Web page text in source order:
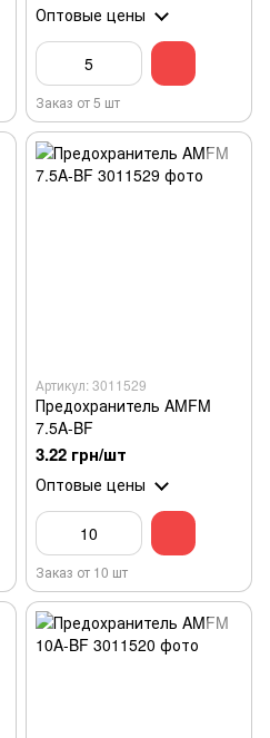
Оптовые цены
Заказ от 5 шт
Артикул: 3011529
Предохранитель AMFM
7.5A-BF
3.22 грн/шт
Оптовые цены
Заказ от 10 шт